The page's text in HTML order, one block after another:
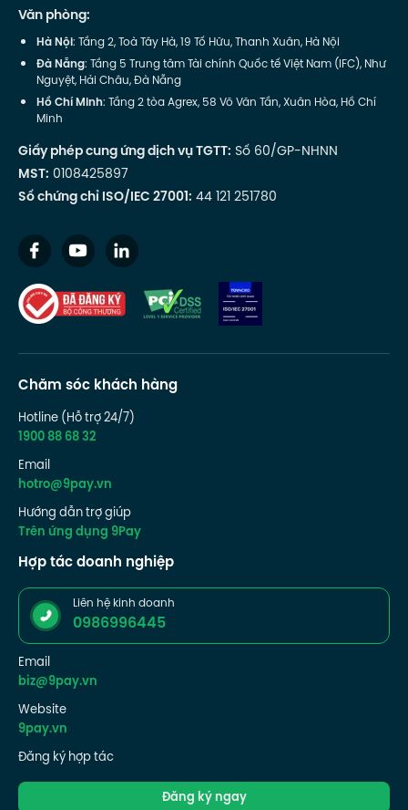
Văn phòng:
Hà Nội: Tầng 2, Toà Tây Hà, 19 Tố Hữu, Thanh Xuân, Hà Nội
Đà Nẵng: Tầng 5 Trung tâm Tài chính Quốc tế Việt Nam (IFC), Như
Nguyệt, Hải Châu, Đà Nẵng
Hồ Chí Minh: Tầng 2 tòa Agrex, 58 Võ Văn Tần, Xuân Hòa, Hồ Chí
Minh
Giấy phép cung ứng dịch vụ TGTT: Số 60/GP-NHNN
MST: 0108425897
Số chứng chỉ ISO/IEC 27001: 44 121 251780
Chăm sóc khách hàng
Hotline (Hỗ trợ 24/7)
1900 88 68 32
Email
hotro@9pay.vn
Hướng dẫn trợ giúp
Trên ứng dụng 9Pay
Hợp tác doanh nghiệp
Liên hệ kinh doanh
0986996445
Email
biz@9pay.vn
Website
9pay.vn
Đăng ký hợp tác
Đăng ký ngay